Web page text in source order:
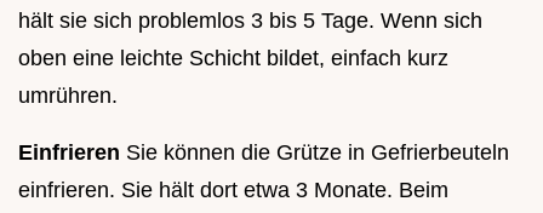
hält sie sich problemlos 3 bis 5 Tage. Wenn sich
oben eine leichte Schicht bildet, einfach kurz
umrühren.
Einfrieren Sie können die Grütze in Gefrierbeuteln
einfrieren. Sie hält dort etwa 3 Monate. Beim